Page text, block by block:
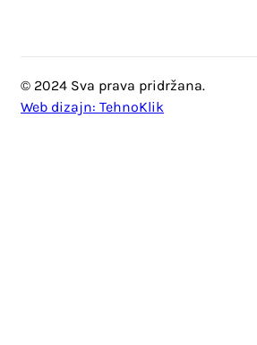
© 2024 Sva prava pridržana.
Web dizajn: TehnoKlik